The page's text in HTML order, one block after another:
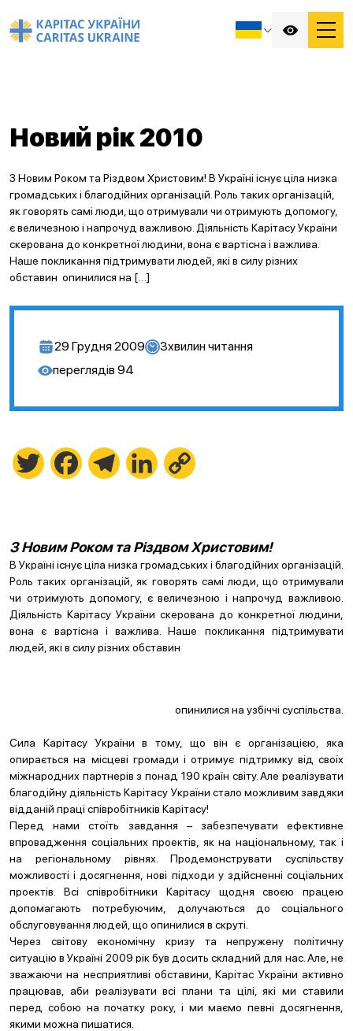
Новий рік 2010
З Новим Роком та Різдвом Христовим! В Україні існує ціла низка
громадських і благодійних організацій. Роль таких організацій,
як говорять самі люди, що отримували чи отримують допомогу,
є величезною і напрочуд важливою. Діяльність Карітасу України
скерована до конкретної людини, вона є вартісна і важлива.
Наше покликання підтримувати людей, які в силу різних
обставин опинилися на […]
29 Грудня 2009 3хвилин читання
переглядів 94
Twitter FacebookTelegramLinkedIn
З Новим Роком та Різдвом Христовим!
В Україні існує ціла низка громадських і благодійних організацій.
Роль таких організацій, як говорять самі люди, що отримували
чи отримують допомогу, є величезною і напрочуд важливою.
Діяльність Карітасу України скерована до конкретної людини,
вона є вартісна і важлива. Наше покликання підтримувати
людей, які в силу різних обставин
опинилися на узбіччі суспільства.
Сила Карітасу України в тому, що він є організацією, яка
опирається на місцеві громади і отримує підтримку від своїх
міжнародних партнерів з понад 190 країн світу. Але реалізувати
благодійну діяльність Карітасу України стало можливим завдяки
відданій праці співробітників Карітасу!
Перед нами стоїть завдання – забезпечувати ефективне
впровадження соціальних проектів, як на національному, так і
на регіональному рівнях. Продемонструвати суспільству
можливості і досягнення, нові підходи у здійсненні соціальних
проектів. Всі співробітники Карітасу щодня своєю працею
допомагають потребуючим, долучаються до соціального
обслуговування людей, що опинилися в скруті.
Через світову економічну кризу та непружену політичну
ситуацію в Україні 2009 рік був досить складний для нас. Але, не
зважаючи на несприятливі обставини, Карітас України активно
працював, аби реалізувати всі плани та цілі, які ми ставили
перед собою на початку року, і ми маємо певні досягнення,
якими можна пишатися.